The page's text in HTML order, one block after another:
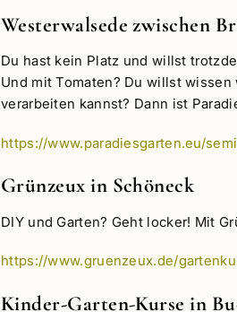
Westerwalsede zwischen
Du hast kein Platz und willst
Und mit Tomaten? Du willst
verarbeiten kannst? Dann ist
https://www.paradiesgarten.eu/
Grünzeux in Schöneck
DIY und Garten? Geht locker! Mit
https://www.gruenzeux.de/
Kinder-Garten-Kurse in